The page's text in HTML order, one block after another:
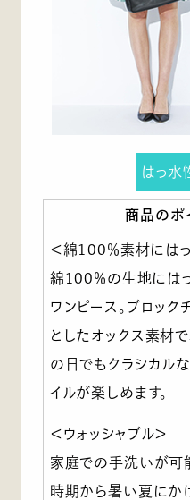
はっ水
商品のポ
＜綿100％素材には
綿100％の生地には
ワンピース。ブロック
としたオックス素材
の日でもクラシカル
イルが楽しめます。
＜ウォッシャブル＞
家庭での手洗いが可
時期から暑い夏にか